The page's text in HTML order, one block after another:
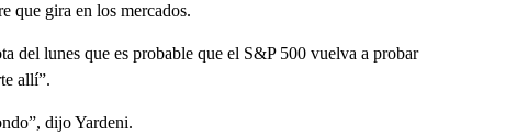
que gira en los mercados.
del lunes que es probable que el S&P 500 vuelva a probar
allí”.
dijo Yardeni.